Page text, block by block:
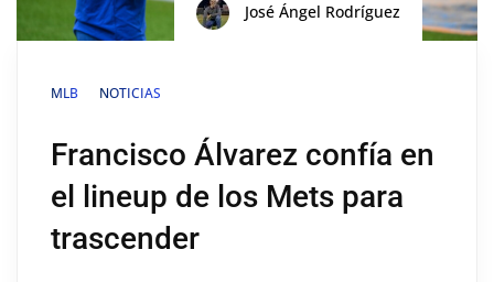
José Ángel Rodríguez
MLB NOTICIAS
Francisco Álvarez confía en
el lineup de los Mets para
trascender